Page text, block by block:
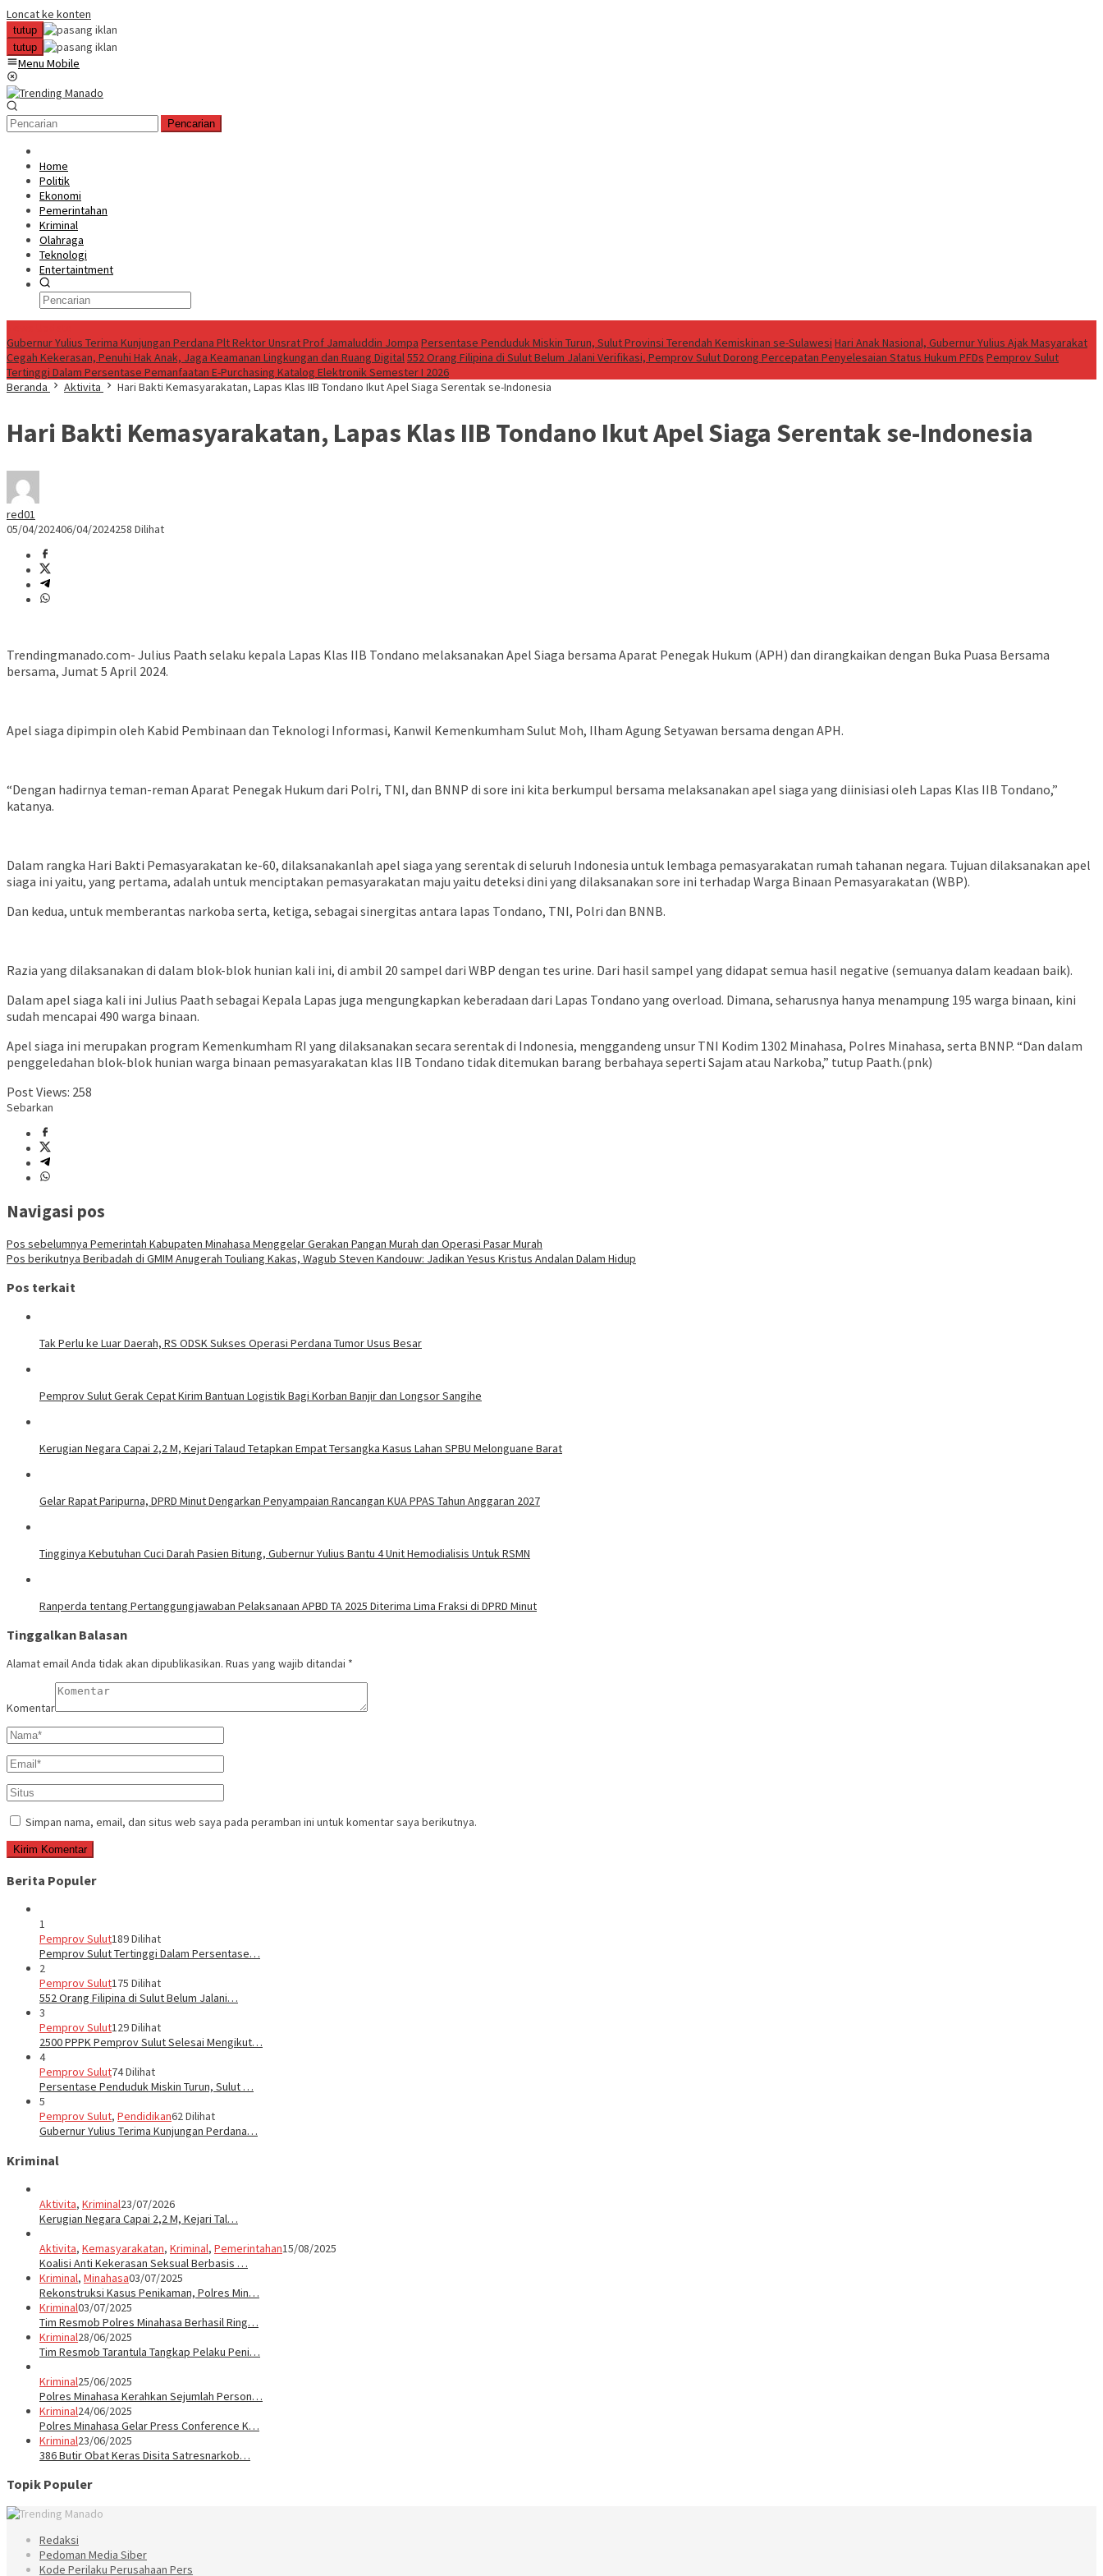
Loncat ke konten
tutup
tutup
Menu Mobile
Pencarian
Home
Politik
Ekonomi
Pemerintahan
Kriminal
Olahraga
Teknologi
Entertaintment
Gubernur Yulius Terima Kunjungan Perdana Plt Rektor Unsrat Prof Jamaluddin Jompa Persentase Penduduk Miskin Turun, Sulut Provinsi Terendah Kemiskinan se-Sulawesi Hari Anak Nasional, Gubernur Yulius Ajak Masyarakat
Cegah Kekerasan, Penuhi Hak Anak, Jaga Keamanan Lingkungan dan Ruang Digital552 Orang Filipina di Sulut Belum Jalani Verifikasi, Pemprov Sulut Dorong Percepatan Penyelesaian Status Hukum PFDs Pemprov Sulut
Tertinggi Dalam Persentase Pemanfaatan E-Purchasing Katalog Elektronik Semester I 2026
Beranda
Aktivita Hari Bakti Kemasyarakatan, Lapas Klas IIB Tondano Ikut Apel Siaga Serentak se-Indonesia
Hari Bakti Kemasyarakatan, Lapas Klas IIB Tondano Ikut Apel Siaga Serentak se-Indonesia
red01
05/04/202406/04/2024258 Dilihat
Trendingmanado.com- Julius Paath selaku kepala Lapas Klas IIB Tondano melaksanakan Apel Siaga bersama Aparat Penegak Hukum (APH) dan dirangkaikan dengan Buka Puasa Bersama
bersama, Jumat 5 April 2024.
Apel siaga dipimpin oleh Kabid Pembinaan dan Teknologi Informasi, Kanwil Kemenkumham Sulut Moh, Ilham Agung Setyawan bersama dengan APH.
“Dengan hadirnya teman-reman Aparat Penegak Hukum dari Polri, TNI, dan BNNP di sore ini kita berkumpul bersama melaksanakan apel siaga yang diinisiasi oleh Lapas Klas IIB Tondano,”
katanya.
Dalam rangka Hari Bakti Pemasyarakatan ke-60, dilaksanakanlah apel siaga yang serentak di seluruh Indonesia untuk lembaga pemasyarakatan rumah tahanan negara. Tujuan dilaksanakan apel
siaga ini yaitu, yang pertama, adalah untuk menciptakan pemasyarakatan maju yaitu deteksi dini yang dilaksanakan sore ini terhadap Warga Binaan Pemasyarakatan (WBP).
Dan kedua, untuk memberantas narkoba serta, ketiga, sebagai sinergitas antara lapas Tondano, TNI, Polri dan BNNB.
Razia yang dilaksanakan di dalam blok-blok hunian kali ini, di ambil 20 sampel dari WBP dengan tes urine. Dari hasil sampel yang didapat semua hasil negative (semuanya dalam keadaan baik).
Dalam apel siaga kali ini Julius Paath sebagai Kepala Lapas juga mengungkapkan keberadaan dari Lapas Tondano yang overload. Dimana, seharusnya hanya menampung 195 warga binaan, kini
sudah mencapai 490 warga binaan.
Apel siaga ini merupakan program Kemenkumham RI yang dilaksanakan secara serentak di Indonesia, menggandeng unsur TNI Kodim 1302 Minahasa, Polres Minahasa, serta BNNP. “Dan dalam
penggeledahan blok-blok hunian warga binaan pemasyarakatan klas IIB Tondano tidak ditemukan barang berbahaya seperti Sajam atau Narkoba,” tutup Paath.(pnk)
Post Views: 258
Sebarkan
Navigasi pos
Pos sebelumnya Pemerintah Kabupaten Minahasa Menggelar Gerakan Pangan Murah dan Operasi Pasar Murah
Pos berikutnya Beribadah di GMIM Anugerah Touliang Kakas, Wagub Steven Kandouw: Jadikan Yesus Kristus Andalan Dalam Hidup
Pos terkait
Tak Perlu ke Luar Daerah, RS ODSK Sukses Operasi Perdana Tumor Usus Besar
Pemprov Sulut Gerak Cepat Kirim Bantuan Logistik Bagi Korban Banjir dan Longsor Sangihe
Kerugian Negara Capai 2,2 M, Kejari Talaud Tetapkan Empat Tersangka Kasus Lahan SPBU Melonguane Barat
Gelar Rapat Paripurna, DPRD Minut Dengarkan Penyampaian Rancangan KUA PPAS Tahun Anggaran 2027
Tingginya Kebutuhan Cuci Darah Pasien Bitung, Gubernur Yulius Bantu 4 Unit Hemodialisis Untuk RSMN
Ranperda tentang Pertanggungjawaban Pelaksanaan APBD TA 2025 Diterima Lima Fraksi di DPRD Minut
Tinggalkan Balasan
Alamat email Anda tidak akan dipublikasikan. Ruas yang wajib ditandai *
Komentar
Simpan nama, email, dan situs web saya pada peramban ini untuk komentar saya berikutnya.
Berita Populer
1
Pemprov Sulut189 Dilihat
Pemprov Sulut Tertinggi Dalam Persentase…
2
Pemprov Sulut175 Dilihat
552 Orang Filipina di Sulut Belum Jalani…
3
Pemprov Sulut129 Dilihat
2500 PPPK Pemprov Sulut Selesai Mengikut…
4
Pemprov Sulut74 Dilihat
Persentase Penduduk Miskin Turun, Sulut …
5
Pemprov Sulut, Pendidikan62 Dilihat
Gubernur Yulius Terima Kunjungan Perdana…
Kriminal
Aktivita, Kriminal23/07/2026
Kerugian Negara Capai 2,2 M, Kejari Tal…
Aktivita, Kemasyarakatan, Kriminal, Pemerintahan15/08/2025
Koalisi Anti Kekerasan Seksual Berbasis …
Kriminal, Minahasa03/07/2025
Rekonstruksi Kasus Penikaman, Polres Min…
Kriminal03/07/2025
Tim Resmob Polres Minahasa Berhasil Ring…
Kriminal28/06/2025
Tim Resmob Tarantula Tangkap Pelaku Peni…
Kriminal25/06/2025
Polres Minahasa Kerahkan Sejumlah Person…
Kriminal24/06/2025
Polres Minahasa Gelar Press Conference K…
Kriminal23/06/2025
386 Butir Obat Keras Disita Satresnarkob…
Topik Populer
Redaksi
Pedoman Media Siber
Kode Perilaku Perusahaan Pers